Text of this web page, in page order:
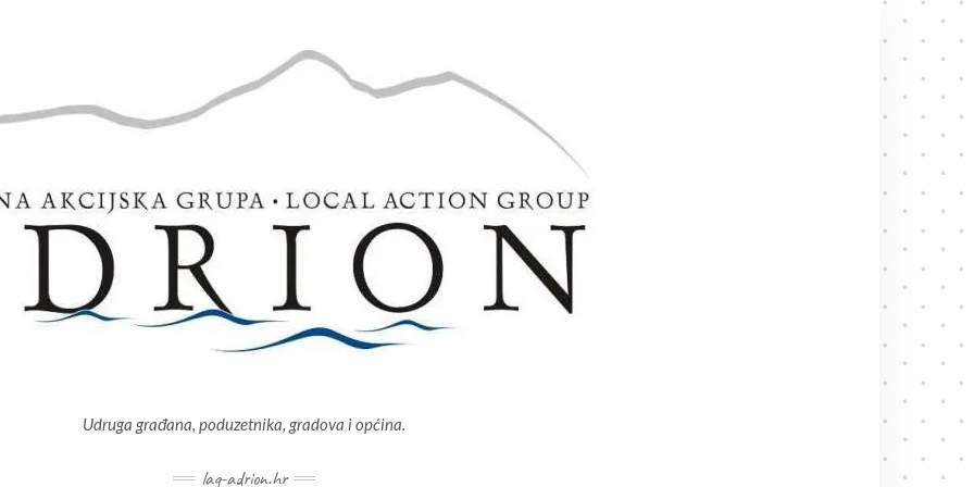
Udruga građana, poduzetnika, gradova i općina.
lag-adrion.hr